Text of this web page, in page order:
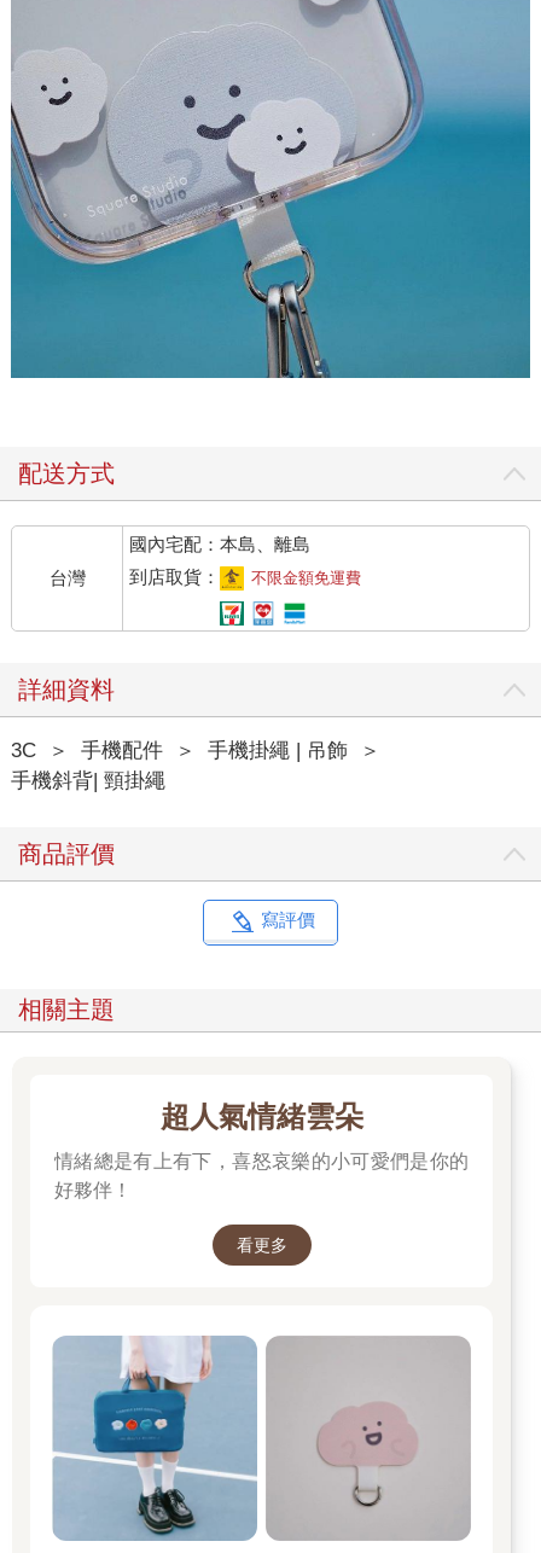
配送方式
台灣
國內宅配：本島、離島
到店取貨：
不限金額免運費
詳細資料
3C ＞ 手機配件 ＞ 手機掛繩 | 吊飾
＞
手機斜背| 頸掛繩
商品評價
寫評價
相關主題
超人氣情緒雲朵
情緒總是有上有下，喜怒哀樂的小可愛們是你的
好夥伴！
看更多